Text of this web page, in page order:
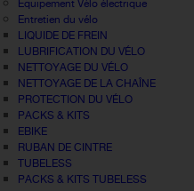
Equipement Vélo électrique
Entretien du vélo
LIQUIDE DE FREIN
LUBRIFICATION DU VÉLO
NETTOYAGE DU VÉLO
NETTOYAGE DE LA CHAÎNE
PROTECTION DU VÉLO
PACKS & KITS
EBIKE
RUBAN DE CINTRE
TUBELESS
PACKS & KITS TUBELESS